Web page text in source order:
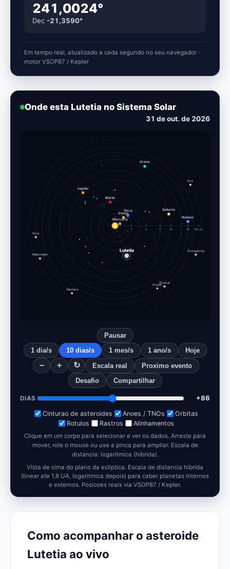
241,0024°
Dec -21,3590°
Em tempo real, atualizado a cada segundo no seu navegador ·
motor VSOP87 / Kepler
Onde esta Lutetia no Sistema Solar
10 de nov. de 2026
1 2 5 10 30 60 UA
Mercurio
Venus
Terra
Marte
Jupiter
Saturno
Urano
Netuno
Plutao
Haumea
Makemake
Eris
Quaoar
Orco
Gonggong
Lutetia
Pausar
1 dia/s
10 dias/s 1 mes/s 1 ano/s Hoje
− + ↻ Escala real
Proximo evento
Desafio
Compartilhar
DIAS
+95
Cinturao de asteroides
Anoes / TNOs
Orbitas
Rotulos
Rastros Alinhamentos
Clique em um corpo para selecionar e ver os dados. Arraste para
mover, role o mouse ou use a pinca para ampliar. Escala de
distancia: logaritmica (hibrida).
Vista de cima do plano da ecliptica. Escala de distancia hibrida
(linear ate 1,8 UA, logaritmica depois) para caber planetas internos
e externos. Posicoes reais via VSOP87 / Kepler.
Como acompanhar o asteroide
Lutetia ao vivo